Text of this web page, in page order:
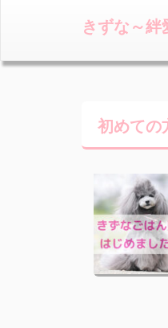
きずな～
初めての